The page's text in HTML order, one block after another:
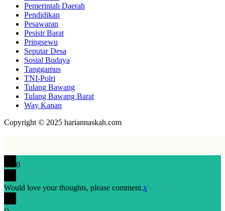
Pemerintah Daerah
Pendidikan
Pesawaran
Pesisir Barat
Pringsewu
Seputar Desa
Sosial Budaya
Tanggamus
TNI-Polri
Tulang Bawang
Tulang Bawang Barat
Way Kanan
Copyright © 2025 hariannaskah.com
0
Would love your thoughts, please comment.x